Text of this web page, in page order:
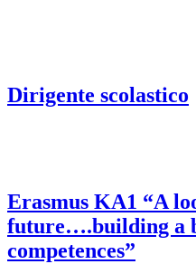
Dirigente scolastico
Erasmus KA1 “A
future….building a
competences”